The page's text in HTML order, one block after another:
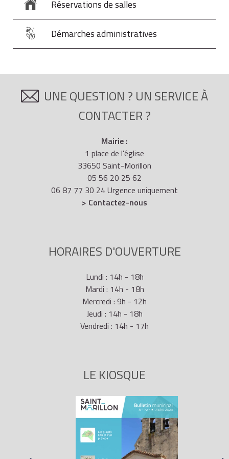
Réservations de salles
Démarches administratives
UNE QUESTION ? UN SERVICE À
CONTACTER ?
Mairie :
1 place de l'église
33650 Saint-Morillon
05 56 20 25 62
06 87 77 30 24 Urgence uniquement
> Contactez-nous
HORAIRES D'OUVERTURE
Lundi : 14h - 18h
Mardi : 14h - 18h
Mercredi : 9h - 12h
Jeudi : 14h - 18h
Vendredi : 14h - 17h
LE KIOSQUE